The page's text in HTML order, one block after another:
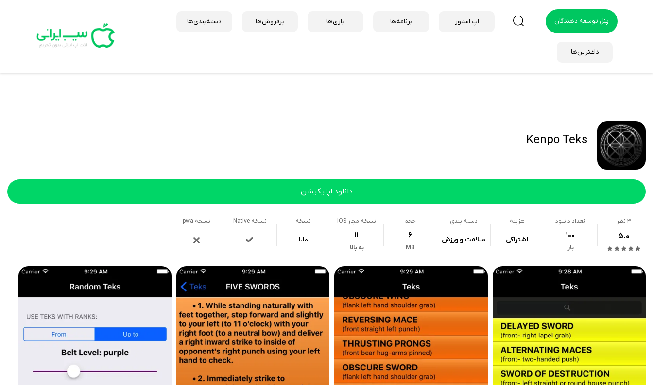
پنل توسعه دهندگان اپ استور برنامه‌ها بازی‌ها پرفروش‌ها دسته‌بندی‌ها
داغترین‌ها
Kenpo Teks
دانلود اپلیکیشن
3 نظر
5.0
تعداد دانلود
100
بار
هزینه
اشتراکی
دسته بندی
سلامت و ورزش
حجم
6
MB
نسخه مجاز IOS
11
به بالا
نسخه
1.10
نسخه Native نسخه pwa